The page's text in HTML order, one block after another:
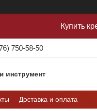
Купить
750-58-50
инструмент
Доставка и оплата